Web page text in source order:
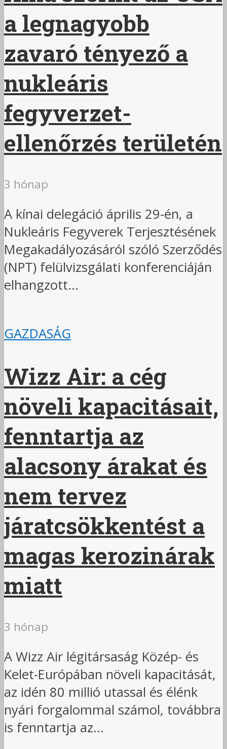
a legnagyobb
zavaró tényező a
nukleáris
fegyverzet-
ellenőrzés területén
3 hónap
A kínai delegáció április 29-én, a
Nukleáris Fegyverek Terjesztésének
Megakadályozásáról szóló Szerződés
(NPT) felülvizsgálati konferenciáján
elhangzott...
GAZDASÁG
Wizz Air: a cég
növeli kapacitásait,
fenntartja az
alacsony árakat és
nem tervez
járatcsökkentést a
magas kerozinárak
miatt
3 hónap
A Wizz Air légitársaság Közép- és
Kelet-Európában növeli kapacitását,
az idén 80 millió utassal és élénk
nyári forgalommal számol, továbbra
is fenntartja az...